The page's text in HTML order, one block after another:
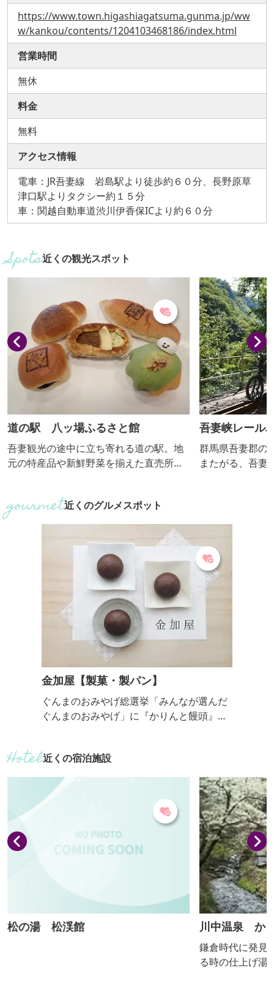
https://www.town.higashiagatsuma.gunma.jp/ww
w/kankou/contents/1204103468186/index.html
営業時間
無休
料金
無料
アクセス情報
電車：JR吾妻線 岩島駅より徒歩約６０分、長野原草
津口駅よりタクシー約１５分
車：関越自動車道渋川伊香保ICより約６０分
近くの観光スポット
道の駅 八ッ場ふるさと館
吾妻観光の途中に立ち寄れる道の駅。地
元の特産品や新鮮野菜を揃えた直売所や
います。また、温泉地ならではの足湯を
楽しむことができます。
吾妻峡レール
ｎ！（アガッ
群馬県吾妻郡の
またがる、吾妻
した自転車型ト
車型トロッコの
インを辿ること
ファンは必見
近くのグルメスポット
金加屋【製菓・製パン】
ぐんまのおみやげ総選挙「みんなが選んだ
ぐんまのおみやげ」に『かりんと饅頭』が
り扱いの商品は異なります ※ 商品の一部
をお取り扱いいただいております。 【 県
外 】 ・群馬県アンテナショップ ぐんま
ちゃん家（東京都中央区銀座5丁目13番地1
ろは（群馬県高崎市...
近くの宿泊施設
松の湯 松渓館 川中温泉 か
鎌倉時代に発見
る時の仕上げ湯